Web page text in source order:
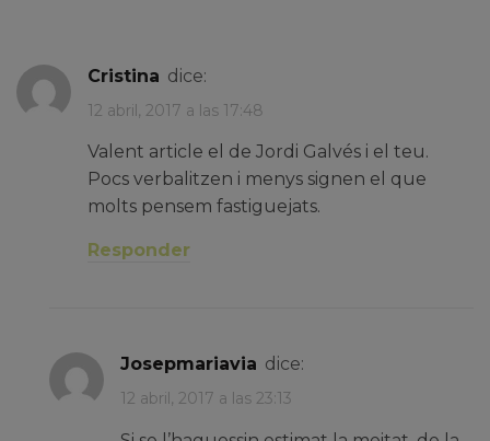
Cristina dice:
12 abril, 2017 a las 17:48
Valent article el de Jordi Galvés i el teu.
Pocs verbalitzen i menys signen el que
molts pensem fastiguejats.
Responder
josepmariavia dice:
12 abril, 2017 a las 23:13